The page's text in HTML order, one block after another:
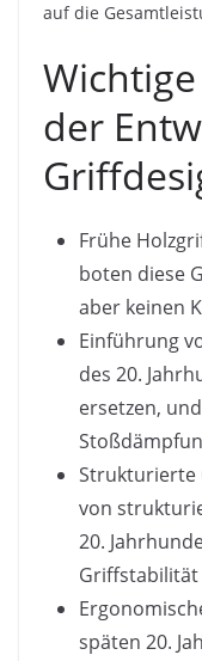
auf die
der
Frühe
boten diese
aber keinen
Einführung
des 20.
ersetzen,
Strukturierte
von
20.
späten 20.